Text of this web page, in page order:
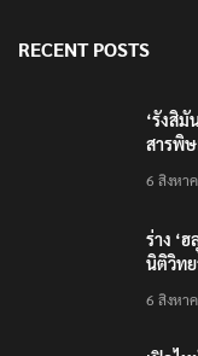
RECENT POSTS
‘รังสิ
สารพิษ
6 สิงหา
ร่าง ‘
นิติวิท
6 สิงหา